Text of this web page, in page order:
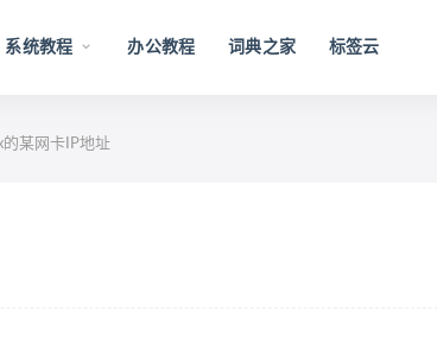
系统教程 办公教程 词典之家 标签云
某网卡IP地址